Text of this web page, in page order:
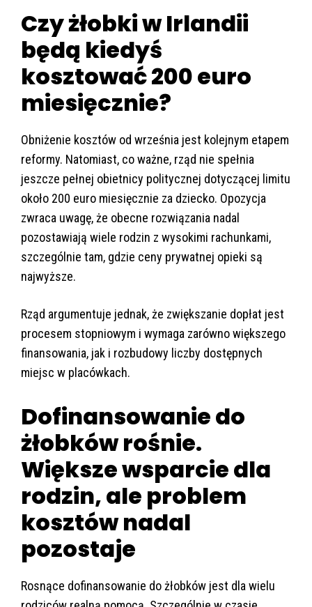
Czy żłobki w Irlandii
będą kiedyś
kosztować 200 euro
miesięcznie?
Obniżenie kosztów od września jest kolejnym etapem
reformy. Natomiast, co ważne, rząd nie spełnia
jeszcze pełnej obietnicy politycznej dotyczącej limitu
około 200 euro miesięcznie za dziecko. Opozycja
zwraca uwagę, że obecne rozwiązania nadal
pozostawiają wiele rodzin z wysokimi rachunkami,
szczególnie tam, gdzie ceny prywatnej opieki są
najwyższe.
Rząd argumentuje jednak, że zwiększanie dopłat jest
procesem stopniowym i wymaga zarówno większego
finansowania, jak i rozbudowy liczby dostępnych
miejsc w placówkach.
Dofinansowanie do
żłobków rośnie.
Większe wsparcie dla
rodzin, ale problem
kosztów nadal
pozostaje
Rosnące dofinansowanie do żłobków jest dla wielu